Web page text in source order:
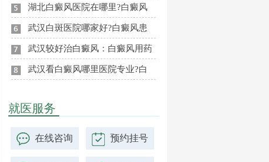
湖北白癜风医院在哪里?白癜风
武汉白斑医院哪家好?白癜风患
武汉较好治白癜风：白癜风用药
武汉看白癜风哪里医院专业?白
就医服务
在线咨询 预约挂号